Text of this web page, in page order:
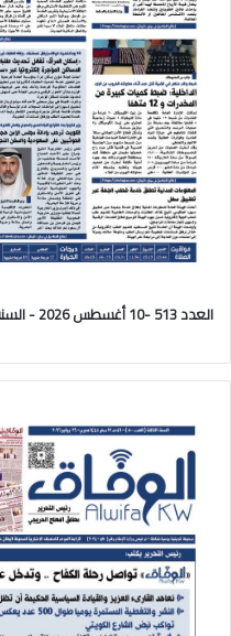
العدد 513 -10 أغسطس 2026 - السنة الثالثة